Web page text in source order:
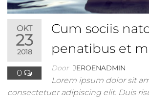
OKT
23
2018
0
Cum sociis
penatibus et
Door JEROENADMIN
Lorem ipsum dolor sit
consectetuer adipiscing elit. Duis